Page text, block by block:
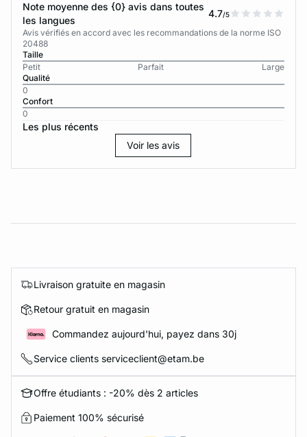
Note moyenne des {0} avis dans toutes
les langues
4.7/5
Avis vérifiés en accord avec les recommandations de la norme ISO
20488
Taille
Petit
Parfait
Large
Qualité
0
Confort
0
Les plus récents
Voir les avis
Livraison gratuite en magasin
Retour gratuit en magasin
Commandez aujourd'hui, payez dans 30j
Service clients serviceclient@etam.be
Offre étudiants : -20% dès 2 articles
Paiement 100% sécurisé